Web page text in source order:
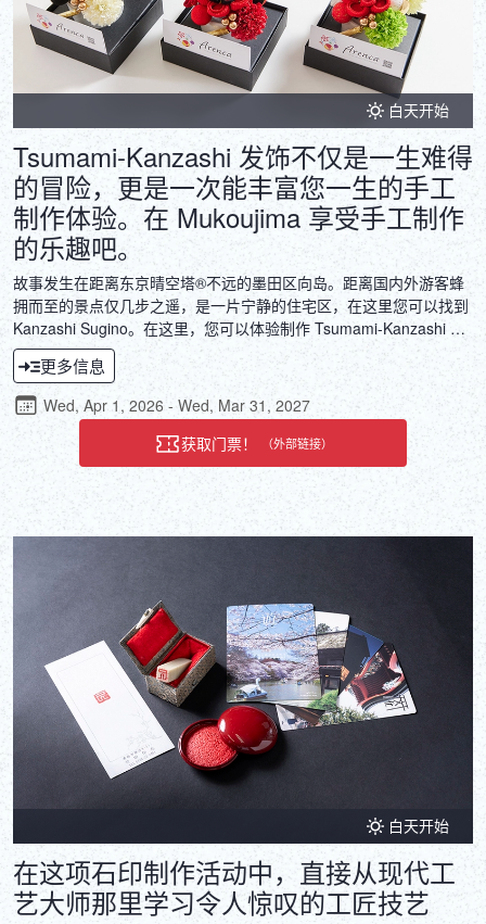
白天开始
Tsumami-Kanzashi 发饰不仅是一生难得
的冒险，更是一次能丰富您一生的手工
制作体验。在 Mukoujima 享受手工制作
的乐趣吧。
故事发生在距离东京晴空塔®不远的墨田区向岛。距离国内外游客蜂
拥而至的景点仅几步之遥，是一片宁静的住宅区，在这里您可以找到
Kanzashi Sugino。在这里，您可以体验制作 Tsumami-Kanzashi 发
饰的活动，这是自江户时代以来一直存在的传统。通过将自己独特的
Tsumami-Kanzashi 发饰作品添加到 Kanzashi Sugino 原创品牌
Arenca 中，您可以制作出独一无二的产品。除了在特殊的庆祝日将
其作为 kanzashi（发饰）佩戴外，您还可以将其放入原创的 Arenca
相框中带回家，使其成为每天照亮您生活空间的室内装饰品。
更多信息
Wed, Apr 1, 2026 - Wed, Mar 31, 2027
获取门票！
（外部链接）
白天开始
在这项石印制作活动中，直接从现代工
艺大师那里学习令人惊叹的工匠技艺